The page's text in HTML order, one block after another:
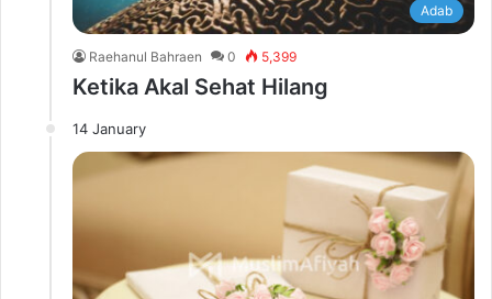
Adab
Raehanul Bahraen 0 5,399
Ketika Akal Sehat Hilang
14 January